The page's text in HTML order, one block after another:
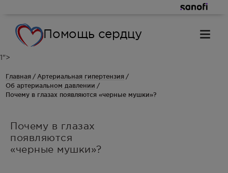
Помощь сердцу
1">
Главная
Артериальная гипертензия
Об артериальном давлении
Почему в глазах появляются «черные мушки»?
Почему в глазах
появляются
«черные мушки»?